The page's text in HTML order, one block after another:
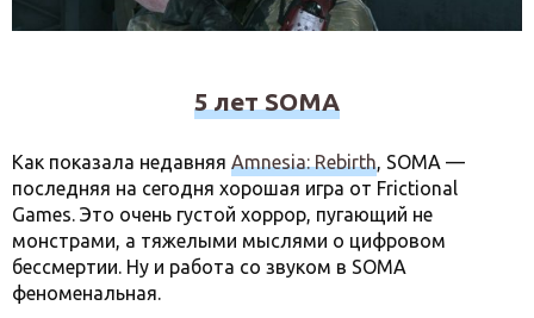
5 лет SOMA
Как показала недавняя Amnesia: Rebirth, SOMA —
последняя на сегодня хорошая игра от Frictional
Games. Это очень густой хоррор, пугающий не
монстрами, а тяжелыми мыслями о цифровом
бессмертии. Ну и работа со звуком в SOMA
феноменальная.